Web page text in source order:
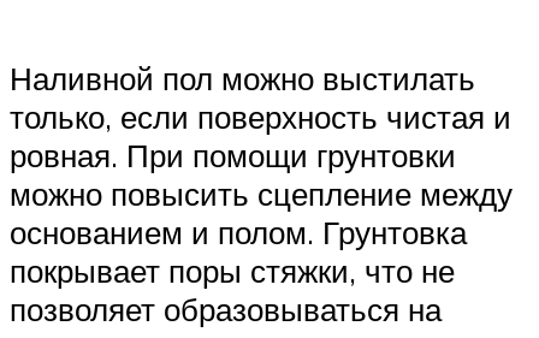
Наливной пол можно выстилать
только, если поверхность чистая и
ровная. При помощи грунтовки
можно повысить сцепление между
основанием и полом. Грунтовка
покрывает поры стяжки, что не
позволяет образовываться на